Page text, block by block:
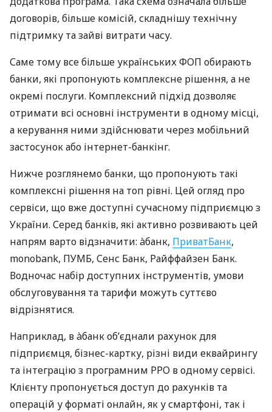
договорів, більше комісій, складнішу технічну
підтримку та зайві витрати часу.
Саме тому все більше українських ФОП обирають
банки, які пропонують комплексне рішення, а не
окремі послуги. Комплексний підхід дозволяє
отримати всі основні інструменти в одному місці,
а керування ними здійснювати через мобільний
застосунок або інтернет-банкінг.
Нижче розглянемо банки, що пропонують такі
комплексні рішення на топ рівні. Цей огляд про
сервіси, що вже доступні сучасному підприємцю з
України. Серед банків, які активно розвивають цей
напрям варто відзначити: àбанк, ПриватБанк,
monobank, ПУМБ, Сенс Банк, Райффайзен Банк.
Водночас набір доступних інструментів, умови
обслуговування та тарифи можуть суттєво
відрізнятися.
Наприклад, в àбанк об’єднали рахунок для
підприємця, бізнес-картку, різні види еквайрингу
та інтеграцію з програмним РРО в одному сервісі.
Клієнту пропонується доступ до рахунків та
операцій у форматі онлайн, як у смартфоні, так і